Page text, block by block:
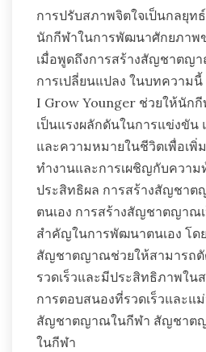
สำรวจแหล่งข้อมูลมากมายที่ออกแ
นักกีฬาที่ต้องการเสริมสร้างความ
บทความจากผู้เชี่ยวชาญเกี่ยวกับเ
เคล็ดลับที่ใช้ได้จริงในการจัดการ
แข่งขัน พื้นที่นี้มีแนวทางที่ครอบคลุ
กีฬา เข้าร่วมกับชุมชนที่แบ่งปันคว
สำเร็จของคุณ และค้นพบวิธีการเป
พันธมิตรที่ทรงพลังในเส้นทางการ
สิ่งที่คุณจะพบที่นี่:
คู่มือเชิงลึกเกี่ยวกับเทคนิคก
ให้เหมาะกับนักกีฬา
เรื่องราวส่วนตัวและคำรับร
เครื่องมือเชิงโต้ตอบเพื่อติด
ก้าวหน้าของคุณ
การปรับสภาพจิตใจเป็นกลยุ
นักกีฬาในการพัฒนาศักยภาพข
เมื่อพูดถึงการสร้างสัญชาตญ
การเปลี่ยนแปลง ในบทความนี้
I Grow Younger ช่วยให้นักกี
เป็นแรงผลักดันในการแข่งขัน
และความหมายในชีวิตเพื่อเพิ่
ทำงานและการเผชิญกับความ
ประสิทธิผล การสร้างสัญชา
ตนเอง การสร้างสัญชาตญาณ
สำคัญในการพัฒนาตนเอง โด
สัญชาตญาณช่วยให้สามารถตั
รวดเร็วและมีประสิทธิภาพใ
การตอบสนองที่รวดเร็วและ
สัญชาตญาณในกีฬา สัญชาต
ในกีฬา